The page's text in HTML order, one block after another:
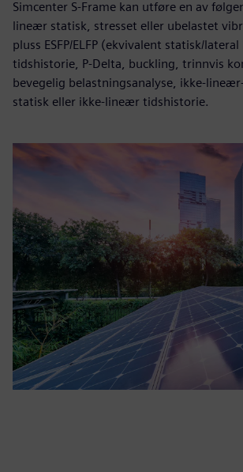
Simcenter S-Frame kan utføre en av
lineær statisk, stresset eller ubelastet
pluss ESFP/ELFP (ekvivalent statisk/
tidshistorie, P-Delta, buckling, trinnvis
bevegelig belastningsanalyse, ikke-
statisk eller ikke-lineær tidshistorie.